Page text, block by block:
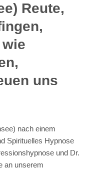
Reute,
uns
nach einem
Spirituelles Hypnose
und Dr.
an unserem